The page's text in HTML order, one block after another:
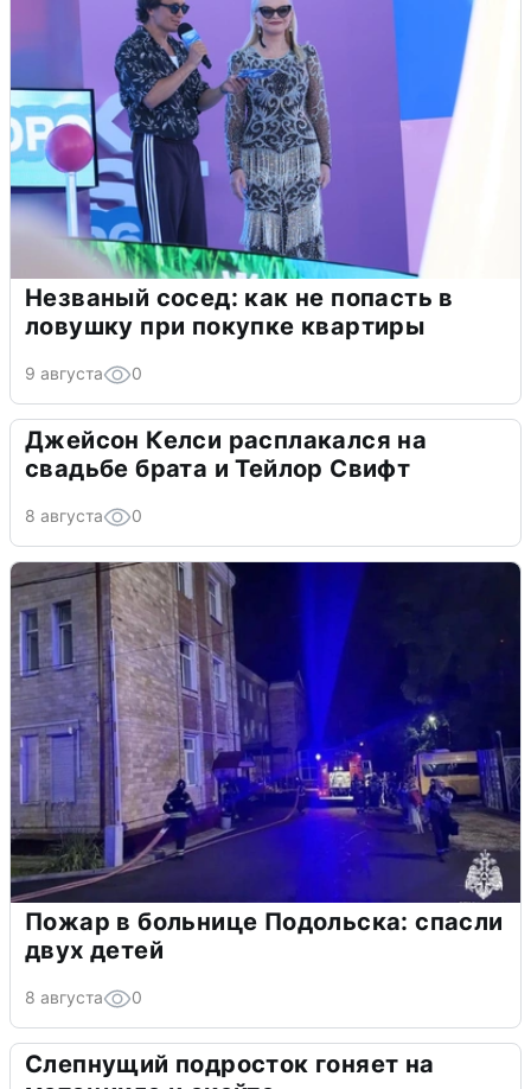
Незваный сосед: как не попасть в
ловушку при покупке квартиры
9 августа 0
Джейсон Келси расплакался на
свадьбе брата и Тейлор Свифт
8 августа 0
Пожар в больнице Подольска: спасли
двух детей
8 августа 0
Слепнущий подросток гоняет на